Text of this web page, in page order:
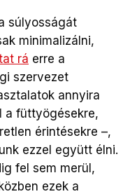
súlyosságát
minimalizálni,
rá erre a
szervezet
annyira
a füttyögésekre,
érintésekre –,
ezzel együtt élni.
fel sem merül,
ezek a